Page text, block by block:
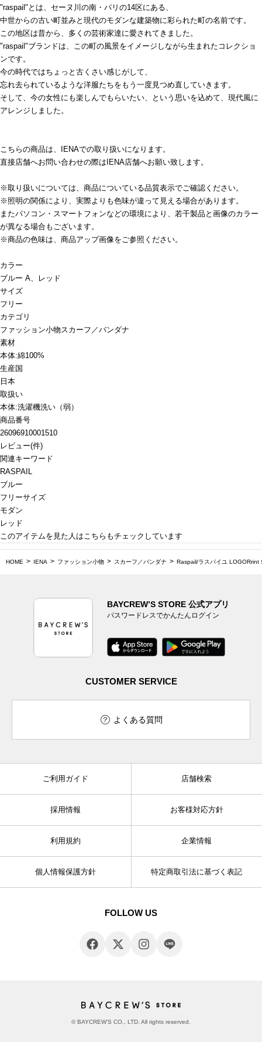
"raspail"とは、セーヌ川の南・パリの14区にある、
中世からの古い町並みと現代のモダンな建築物に彩られた町の名前です。
この地区は昔から、多くの芸術家達に愛されてきました。
"raspail"ブランドは、この町の風景をイメージしながら生まれたコレクショ
ンです。
今の時代ではちょっと古くさい感じがして、
忘れ去られているような洋服たちをもう一度見つめ直していきます。
そして、今の女性にも楽しんでもらいたい、という思いを込めて、現代風に
アレンジしました。
こちらの商品は、IENAでの取り扱いになります。
直接店舗へお問い合わせの際はIENA店舗へお願い致します。
※取り扱いについては、商品についている品質表示でご確認ください。
※照明の関係により、実際よりも色味が違って見える場合があります。
またパソコン・スマートフォンなどの環境により、若干製品と画像のカラー
が異なる場合もございます。
※商品の色味は、商品アップ画像をご参照ください。
カラー
ブルー A、レッド
サイズ
フリー
カテゴリ
ファッション小物スカーフ／バンダナ
素材
本体:綿100%
生産国
日本
取扱い
本体:洗濯機洗い（弱）
商品番号
26096910001510
レビュー(件)
関連キーワード
RASPAIL
ブルー
フリーサイズ
モダン
レッド
このアイテムを見た人はこちらもチェックしています
HOME IENA ファッション小物 スカーフ／バンダナ Raspail/ラスパイユ LOGORrint
BAYCREW’S STORE 公式アプリ
パスワードレスでかんたんログイン
CUSTOMER SERVICE
よくある質問
ご利用ガイド 店舗検索
採用情報 お客様対応方針
利用規約 企業情報
個人情報保護方針 特定商取引法に基づく表記
FOLLOW US
© BAYCREW’S CO., LTD. All rights reserved.